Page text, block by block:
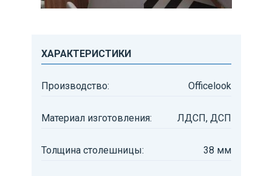
ХАРАКТЕРИСТИКИ
Производство: Officelook
Материал изготовления: ЛДСП, ДСП
Толщина столешницы: 38 мм